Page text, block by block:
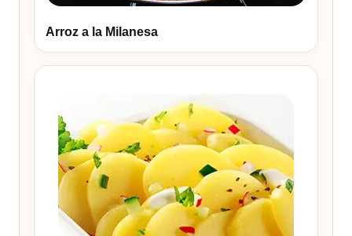
Arroz a la Milanesa